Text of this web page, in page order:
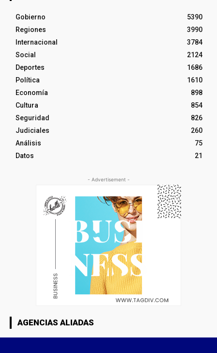
Gobierno
5390
Regiones
3990
Internacional
3784
Social
2124
Deportes
1686
Política
1610
Economía
898
Cultura
854
Seguridad
826
Judiciales
260
Análisis
75
Datos
21
- Advertisement -
AGENCIAS ALIADAS